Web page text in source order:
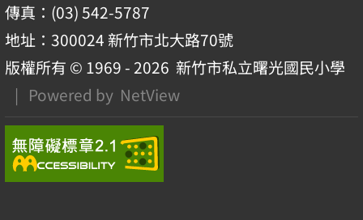
傳真：(03) 542-5787
地址：300024 新竹市北大路70號
版權所有 © 1969 - 2026 新竹市私立曙光國民小學
| Powered by NetView